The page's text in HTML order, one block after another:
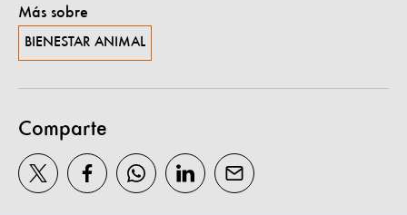
Más sobre
BIENESTAR ANIMAL
Comparte